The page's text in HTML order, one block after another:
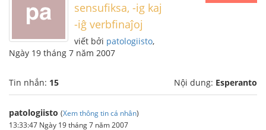
sensufiksa, -ig kaj
-iĝ verbfinaĵoj
viết bởi patologiisto,
Ngày 19 tháng 7 năm 2007
Tin nhắn: 15 Nội dung: Esperanto
patologiisto (Xem thông tin cá nhân)
13:33:47 Ngày 19 tháng 7 năm 2007